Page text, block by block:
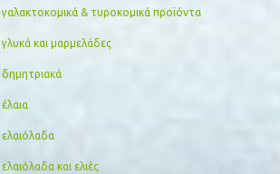
γαλακτοκομικά & τυροκομικά προϊόντα
γλυκά και μαρμελάδες
δημητριακά
ελαιόλαδα
και ελιές